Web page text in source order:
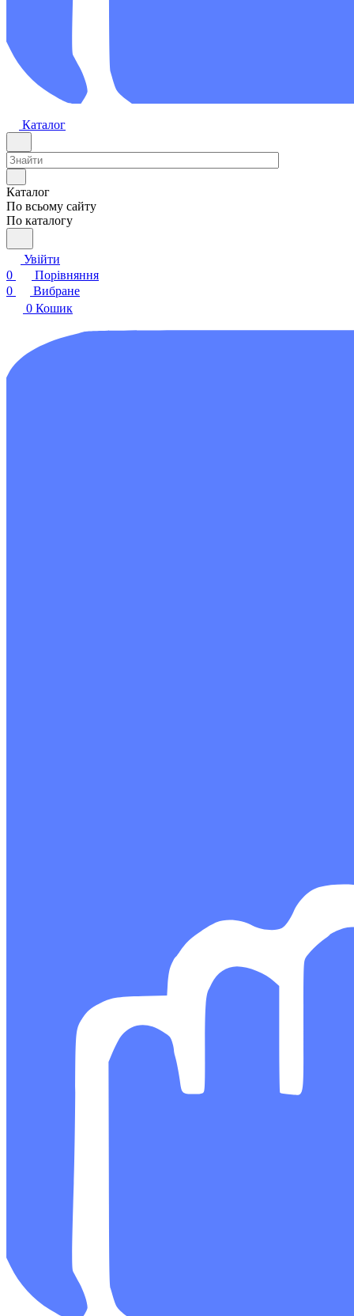
Каталог
Каталог
По всьому сайту
По каталогу
Увійти
0
Порівняння
0
Вибране
0 Кошик